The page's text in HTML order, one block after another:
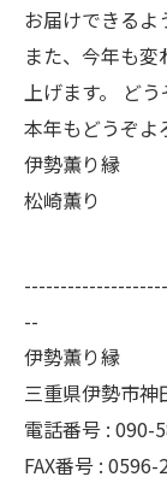
お届けできるよ
また、今年も
上げます。 どう
本年もどうぞよ
伊勢薫り縁
松崎薫り
--
伊勢薫り縁
三重県伊勢市
電話番号 : 090-
FAX番号 : 0596-